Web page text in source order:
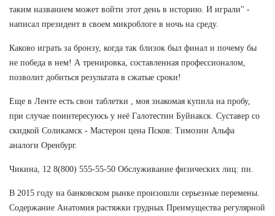
таким названием может войти этот день в историю. И играли" -
написал президент в своем микроблоге в ночь на среду.
Каково играть за бронзу, когда так близок был финал и почему бы
не победа в нем! А тренировка, составленная профессионалом,
позволит добиться результата в сжатые сроки!
Еще в Ленте есть свои таблетки , моя знакомая купила на пробу,
при случае поинтересуюсь у неё Галотестин Буйнакск. Суставер со
скидкой Соликамск - Мастерон цена Псков: Tимозин Альфа
аналоги Оренбург.
Чикина, 12 8(800) 555-55-50 Обслуживание физических лиц: пн.
В 2015 году на банковском рынке произошли серьезные перемены.
Содержание Анатомия растяжки грудных Преимущества регулярной